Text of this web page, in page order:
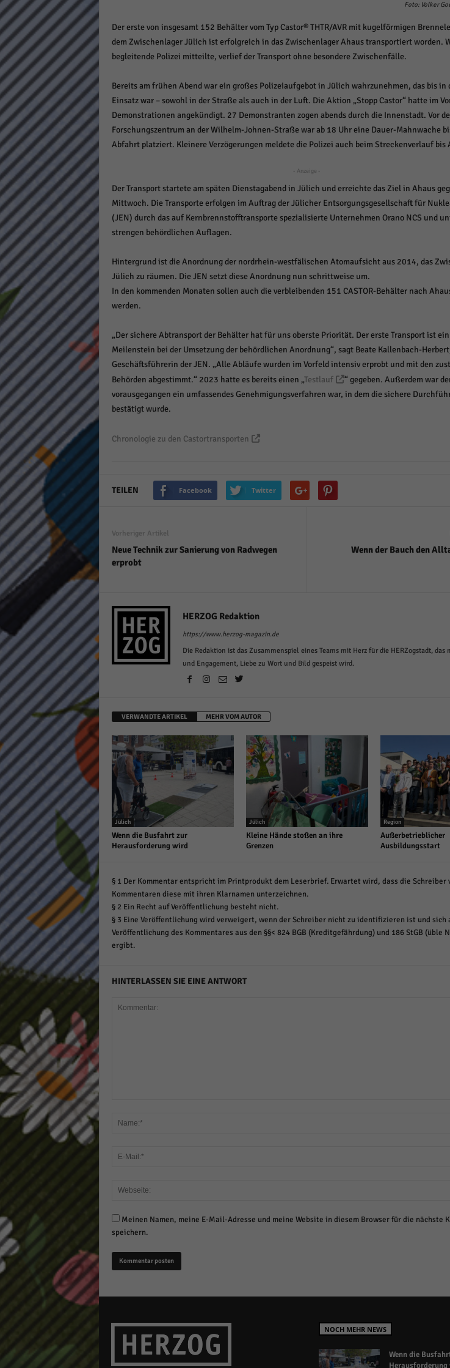
Foto: Volker
Der erste von insgesamt 152 Behälter vom Typ Castor® THTR/AVR mit kugelförmigen
dem Zwischenlager Jülich ist erfolgreich in das Zwischenlager Ahaus transportiert worden.
begleitende Polizei mitteilte, verlief der Transport ohne besondere Zwischenfälle.
Bereits am frühen Abend war ein großes Polizeiaufgebot in Jülich wahrzunehmen, das bis in
Einsatz war – sowohl in der Straße als auch in der Luft. Die Aktion „Stopp Castor“ hatte im
Demonstrationen angekündigt. 27 Demonstranten zogen abends durch die Innenstadt. Vor
Forschungszentrum an der Wilhelm-Johnen-Straße war ab 18 Uhr eine Dauer-Mahnwache
Abfahrt platziert. Kleinere Verzögerungen meldete die Polizei auch beim Streckenverlauf bis
- Anzeige -
Der Transport startete am späten Dienstagabend in Jülich und erreichte das Ziel in Ahaus
Mittwoch. Die Transporte erfolgen im Auftrag der Jülicher Entsorgungsgesellschaft für
(JEN) durch das auf Kernbrennstofftransporte spezialisierte Unternehmen Orano NCS und
strengen behördlichen Auflagen.
Hintergrund ist die Anordnung der nordrhein-westfälischen Atomaufsicht aus 2014, das
Jülich zu räumen. Die JEN setzt diese Anordnung nun schrittweise um.
In den kommenden Monaten sollen auch die verbleibenden 151 CASTOR-Behälter nach
werden.
„Der sichere Abtransport der Behälter hat für uns oberste Priorität. Der erste Transport ist
Meilenstein bei der Umsetzung der behördlichen Anordnung“, sagt Beate Kallenbach-
Geschäftsführerin der JEN. „Alle Abläufe wurden im Vorfeld intensiv erprobt und mit den
Behörden abgestimmt.“ 2023 hatte es bereits einen „Testlauf
“ gegeben. Außerdem war
vorausgegangen ein umfassendes Genehmigungsverfahren war, in dem die sichere
bestätigt wurde.
Chronologie zu den Castortransporten
TEILEN Facebook Twitter
Vorheriger Artikel
Neue Technik zur Sanierung von Radwegen
erprobt
Wenn der Bauch den
HERZOG Redaktion
https://www.herzog-magazin.de
Die Redaktion ist das Zusammenspiel eines Teams mit Herz für die HERZogstadt, das
und Engagement, Liebe zu Wort und Bild gespeist wird.
VERWANDTE ARTIKEL MEHR VOM AUTOR
Jülich
Wenn die Busfahrt zur
Herausforderung wird
Jülich
Kleine Hände stoßen an ihre
Grenzen
Region
Außerbetrieblicher
Ausbildungsstart
§ 1 Der Kommentar entspricht im Printprodukt dem Leserbrief. Erwartet wird, dass die Schreiber
Kommentaren diese mit ihren Klarnamen unterzeichnen.
§ 2 Ein Recht auf Veröffentlichung besteht nicht.
§ 3 Eine Veröffentlichung wird verweigert, wenn der Schreiber nicht zu identifizieren ist und sich
Veröffentlichung des Kommentares aus den §§< 824 BGB (Kreditgefährdung) und 186 StGB (üble
ergibt.
HINTERLASSEN SIE EINE ANTWORT
Meinen Namen, meine E-Mail-Adresse und meine Website in diesem Browser für die nächste
speichern.
NOCH MEHR NEWS
Wenn die
Herausforderung
Essenziell (1)
Essenzielle Cookies ermöglichen grundlegende
Funktion der Website erforderlich.
Statistiken (1)
Statistik Cookies erfassen Informationen anonym. Diese
wie unsere Besucher unsere Website nutzen.
Cookie-Informationen
Marketing (1)
Marketing-Cookies werden von Drittanbietern oder
Werbung anzuzeigen. Sie tun dies, indem sie Besucher über
Cookie-Informationen
Inhalte von Videoplattformen und Social-Media-
Wenn Cookies von externen Medien akzeptiert werden,
keiner manuellen Einwilligung mehr.